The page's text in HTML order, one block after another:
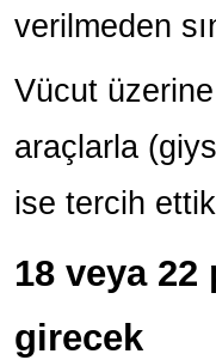
verilmeden
Vücut
araçlarla
ise tercih
18 veya
girecek